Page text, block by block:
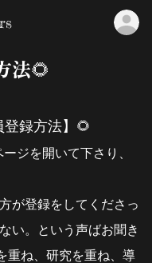
法🌻
録方法】🌻
ジを開いて下さり、
が登録をしてくださっ
い。という声ばお聞き
重ね、研究を重ね、導